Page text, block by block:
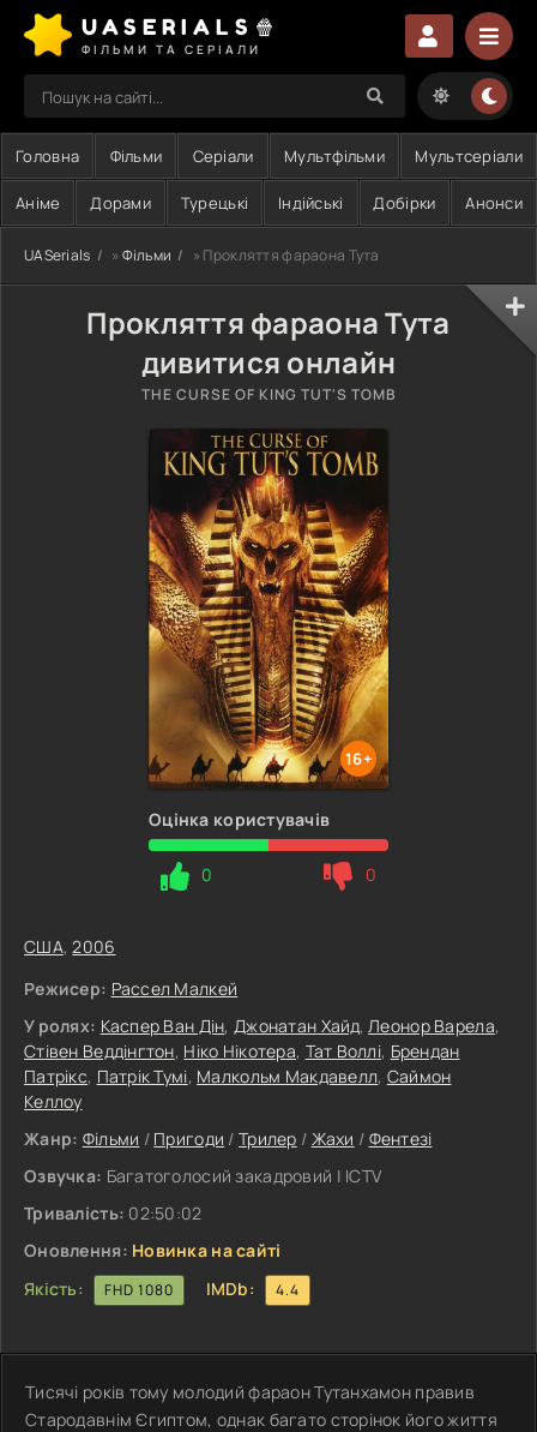
UASERIALS🍿
ФІЛЬМИ ТА СЕРІАЛИ
Головна Фільми Серіали Мультфільми Мультсеріали
Аніме Дорами Турецькі Індійські Добірки Анонси
UASerials » Фільми » Прокляття фараона Тута
Прокляття фараона Тута
дивитися онлайн
THE CURSE OF KING TUT'S TOMB
16+
Оцінка користувачів
0 0
США,2006
Режисер: Рассел Малкей
У ролях: Каспер Ван Дін,Джонатан Хайд,Леонор Варела,
Стівен Веддінгтон, Ніко Нікотера, Тат Воллі, Брендан
Патрікс, Патрік Тумі, Малкольм Макдавелл, Саймон
Келлоу
Жанр: Фільми / Пригоди /Трилер / Жахи / Фентезі
Озвучка: Багатоголосий закадровий | ICTV
Тривалість: 02:50:02
Оновлення: Новинка на сайті
Якість:
FHD 1080 IMDb: 4.4
Тисячі років тому молодий фараон Тутанхамон правив
Стародавнім Єгиптом, однак багато сторінок його життя